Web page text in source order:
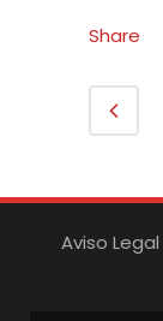
Share
Aviso Legal